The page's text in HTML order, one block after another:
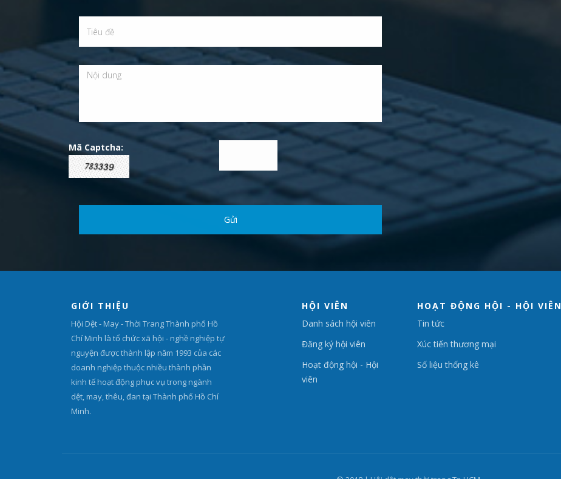
Mã Captcha:
GIỚI THIỆU
Hội Dệt - May - Thời Trang Thành phố Hồ
Chí Minh là tổ chức xã hội - nghề nghiệp tự
nguyện được thành lập năm 1993 của các
doanh nghiệp thuộc nhiều thành phần
kinh tế hoạt động phục vụ trong ngành
dệt, may, thêu, đan tại Thành phố Hồ Chí
Minh.
HỘI VIÊN
Danh sách hội viên
Đăng ký hội viên
Hoạt động hội - Hội
viên
HOẠT ĐỘNG HỘI - HỘI VIÊN
Tin tức
Xúc tiến thương mại
Số liệu thống kê